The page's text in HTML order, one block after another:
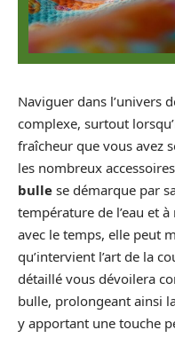
Naviguer dans l’univers
complexe, surtout
fraîcheur que vous avez
les nombreux
bulle se démarque par
température de l’eau et
avec le temps, elle peut
qu’intervient l’art de la
détaillé vous dévoilera
bulle, prolongeant ainsi
y apportant une touche